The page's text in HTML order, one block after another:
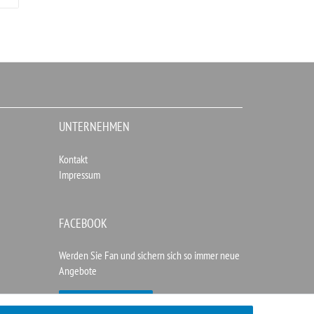
UNTERNEHMEN
Kontakt
Impressum
FACEBOOK
Werden Sie Fan und sichern sich so immer neue
Angebote
Zur Facebookseite